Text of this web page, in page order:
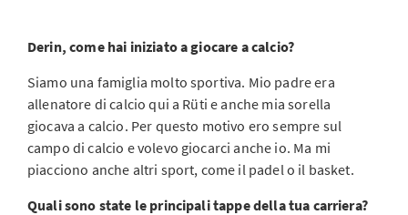
Derin, come hai iniziato a giocare a calcio?
Siamo una famiglia molto sportiva. Mio padre era
allenatore di calcio qui a Rüti e anche mia sorella
giocava a calcio. Per questo motivo ero sempre sul
campo di calcio e volevo giocarci anche io. Ma mi
piacciono anche altri sport, come il padel o il basket.
Quali sono state le principali tappe della tua carriera?